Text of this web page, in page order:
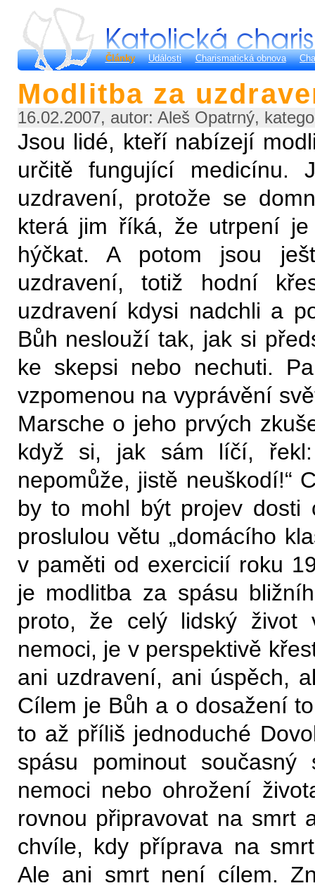
Články Události Charismatická obnova
Modlitba za
16.02.2007, autor: Aleš Opatrný,
Jsou lidé, kteří nabízejí
určitě fungující
uzdravení, protože se
která jim říká, že utrpení
hýčkat. A potom jsou
uzdravení, totiž hodní
uzdravení kdysi nadchli a
Bůh neslouží tak, jak si
ke skepsi nebo nechuti.
vzpomenou na vyprávění
Marsche o jeho prvých
když si, jak sám líčí,
nepomůže, jistě neuškodí!“
by to mohl být projev dosti
proslulou větu „domácího
v paměti od exercicií roku
je modlitba za spásu
proto, že celý lidský život
nemoci, je v perspektivě
ani uzdravení, ani úspěch,
Cílem je Bůh a o dosažení
to až příliš jednoduché
spásu pominout
nemoci nebo ohrožení
rovnou připravovat na smrt
chvíle, kdy příprava na
Ale ani smrt není cílem.